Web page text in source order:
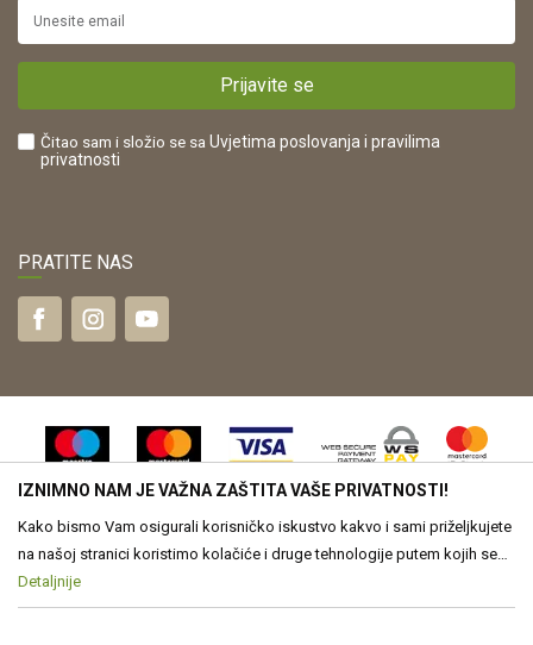
https://www.drvona.hr/
POREZNI BROJ:
Plaćanje karticama
Što dobivam registracijom?
Prijavite se
Čitao sam i složio se sa Uvjetima poslovanja i pravilima
privatnosti
PRATITE NAS
Nastojimo biti što precizniji u opisu proizvoda, vjernom prikazu slika te
samih cijena, ali ne možemo u potpunosti jamčiti točnost svih
IZNIMNO NAM JE VAŽNA ZAŠTITA VAŠE PRIVATNOSTI!
Kako bismo Vam osigurali korisničko iskustvo kakvo i sami priželjkujete
na našoj stranici koristimo kolačiće i druge tehnologije putem kojih se
obrađuju Vaši osobni podaci. Voditelj obrade Vaših podataka je Drvona
d.o.o. Obrada Vaših osobnih podataka je nužna za funkcioniranje ove
Detaljnije